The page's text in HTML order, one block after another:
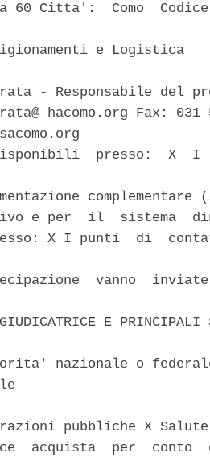
60 Citta':  Como  Codice
e Logistica
- Responsabile del
hacomo.org Fax: 031
presso:  X  I
complementare
e per  il  sistema
X I punti  di
vanno
E PRINCIPALI
nazionale o
pubbliche X Salute
acquista  per  conto